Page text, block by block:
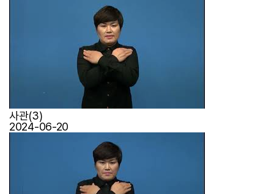
사관(3)
2024-06-20